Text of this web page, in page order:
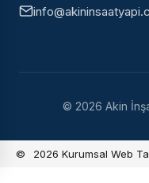
© 2026 Akin
© 2026 Kurumsal Web